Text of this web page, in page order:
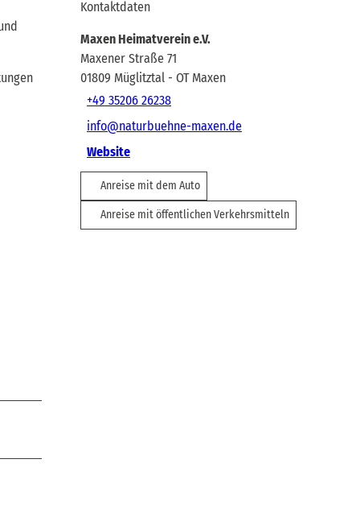
Kontaktdaten
Maxen Heimatverein e.V.
Maxener Straße 71
01809 Müglitztal - OT Maxen
+49 35206 26238
info@naturbuehne-maxen.de
Website
Anreise mit dem Auto
Anreise mit öffentlichen Verkehrsmitteln